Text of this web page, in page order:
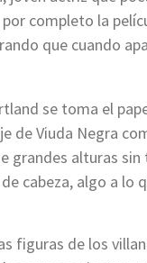
completo la
que cuando
se toma el
de Viuda Negra
grandes alturas
cabeza, algo a lo
figuras de los